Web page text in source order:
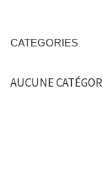
CATEGORIES
AUCUNE